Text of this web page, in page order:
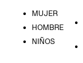
MUJER
HOMBRE
NIÑOS